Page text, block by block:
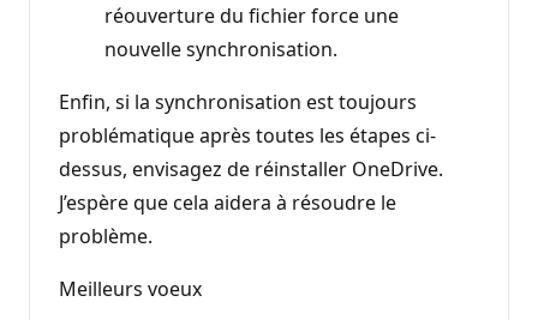
réouverture du fichier force une
nouvelle synchronisation.
Enfin, si la synchronisation est toujours
problématique après toutes les étapes ci-
dessus, envisagez de réinstaller OneDrive.
J’espère que cela aidera à résoudre le
problème.
Meilleurs voeux